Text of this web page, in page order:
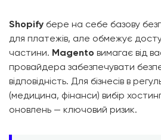
Shopify бере на себе базову
для платежів, але обмежує
частини. Magento вимагає від
провайдера забезпечувати
відповідність. Для бізнесів в
(медицина, фінанси) вибір
оновлень — ключовий ризик.